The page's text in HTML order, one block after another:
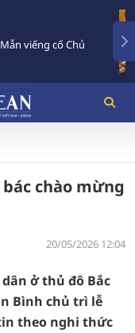
Quốc hội Lào luôn
chào mừng
20/05/2026 12:04
ở thủ đô Bắc
Bình chủ trì lễ
theo nghi thức